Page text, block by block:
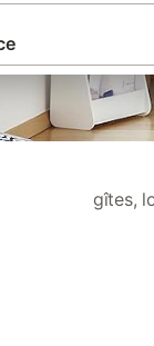
gîtes,